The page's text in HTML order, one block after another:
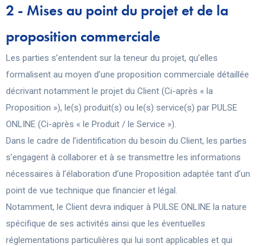
2 - Mises au point du projet et de la
proposition commerciale
Les parties s’entendent sur la teneur du projet, qu’elles
formalisent au moyen d’une proposition commerciale détaillée
décrivant notamment le projet du Client (Ci-après « la
Proposition »), le(s) produit(s) ou le(s) service(s) par PULSE
ONLINE (Ci-après « le Produit / le Service »).
Dans le cadre de l’identification du besoin du Client, les parties
s’engagent à collaborer et à se transmettre les informations
nécessaires à l’élaboration d’une Proposition adaptée tant d’un
point de vue technique que financier et légal.
Notamment, le Client devra indiquer à PULSE ONLINE la nature
spécifique de ses activités ainsi que les éventuelles
réglementations particulières qui lui sont applicables et qui